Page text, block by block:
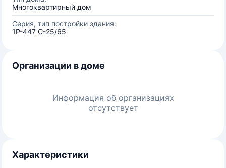
Многоквартирный дом
Серия, тип постройки здания:
1Р-447 С-25/65
Организации в доме
Информация об организациях
отсутствует
Характеристики